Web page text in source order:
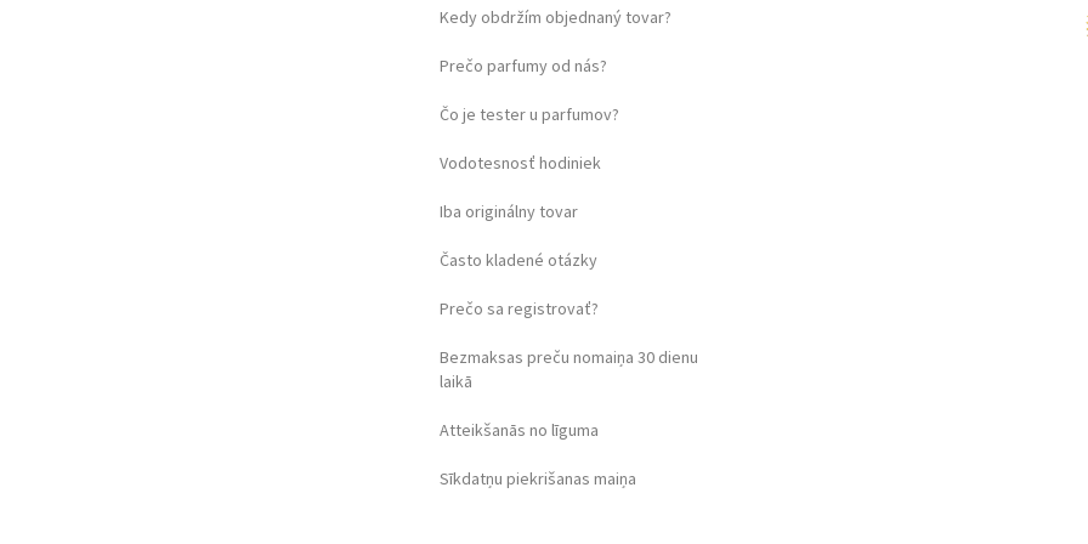
Kedy obdržím objednaný tovar?
Prečo parfumy od nás?
Čo je tester u parfumov?
Vodotesnosť hodiniek
Iba originálny tovar
Často kladené otázky
Prečo sa registrovať?
Bezmaksas preču nomaiņa 30 dienu
laikā
Atteikšanās no līguma
Sīkdatņu piekrišanas maiņa